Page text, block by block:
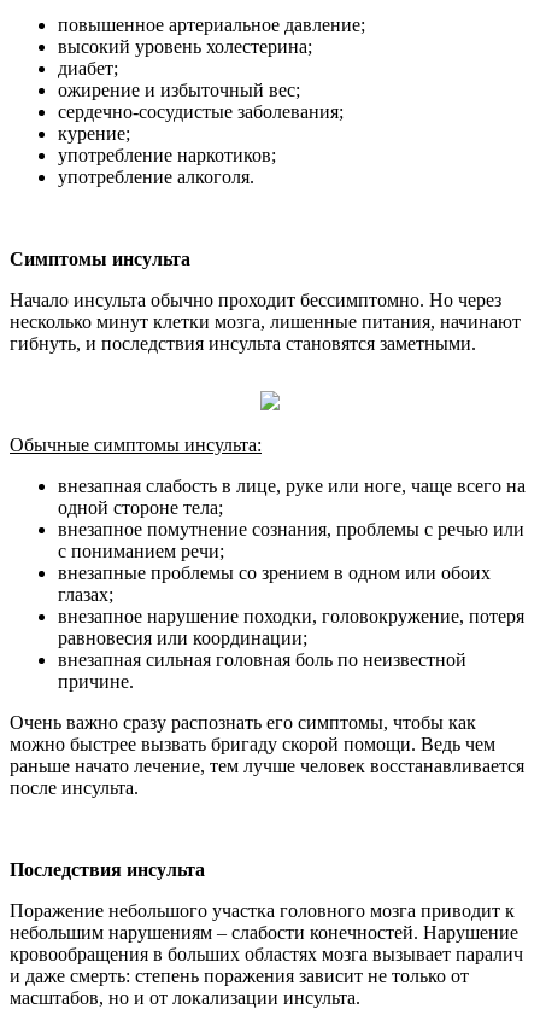
повышенное артериальное давление;
высокий уровень холестерина;
диабет;
ожирение и избыточный вес;
сердечно-сосудистые заболевания;
курение;
употребление наркотиков;
употребление алкоголя.
Симптомы инсульта
Начало инсульта обычно проходит бессимптомно. Но через
несколько минут клетки мозга, лишенные питания, начинают
гибнуть, и последствия инсульта становятся заметными.
Обычные симптомы инсульта:
внезапная слабость в лице, руке или ноге, чаще всего на
одной стороне тела;
внезапное помутнение сознания, проблемы с речью или
с пониманием речи;
внезапные проблемы со зрением в одном или обоих
глазах;
внезапное нарушение походки, головокружение, потеря
равновесия или координации;
внезапная сильная головная боль по неизвестной
причине.
Очень важно сразу распознать его симптомы, чтобы как
можно быстрее вызвать бригаду скорой помощи. Ведь чем
раньше начато лечение, тем лучше человек восстанавливается
после инсульта.
Последствия инсульта
Поражение небольшого участка головного мозга приводит к
небольшим нарушениям – слабости конечностей. Нарушение
кровообращения в больших областях мозга вызывает паралич
и даже смерть: степень поражения зависит не только от
масштабов, но и от локализации инсульта.